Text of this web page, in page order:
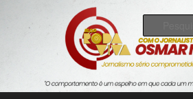
Blog Roda Viva
Jornalismo sério comprometido com a verdade